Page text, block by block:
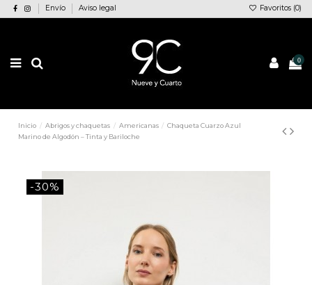
Envío Aviso legal Favoritos (0)
0
Inicio Abrigos y chaquetas Americanas
Chaqueta Cuarzo Azul
Marino de Algodón – Tinta y Bariloche
-30%